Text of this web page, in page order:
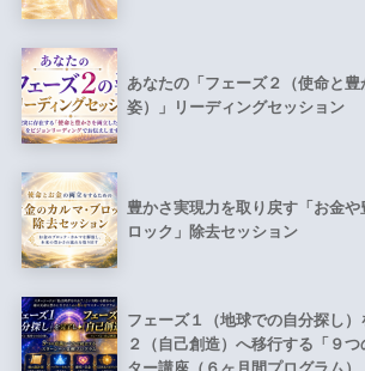
あなたの「フェーズ２（使命と豊
姿）」リーディングセッション
豊かさ実現力を取り戻す「お金
ロック」除去セッション
フェーズ１（地球での自分探し
２（自己創造）へ移行する「９